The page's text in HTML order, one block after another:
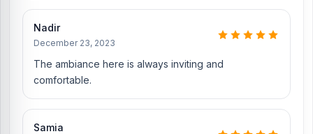
Nadir
December 23, 2023
The ambiance here is always inviting and
comfortable.
Samia